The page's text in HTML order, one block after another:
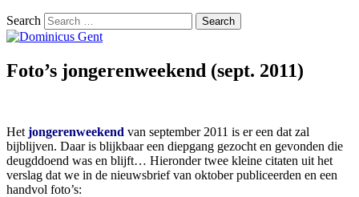
Search
Dominicus Gent
Foto’s jongerenweekend (sept. 2011)
Het jongerenweekend van september 2011 is er een dat zal
bijblijven. Daar is blijkbaar een diepgang gezocht en gevonden die
deugddoend was en blijft… Hieronder twee kleine citaten uit het
verslag dat we in de nieuwsbrief van oktober publiceerden en een
handvol foto’s: